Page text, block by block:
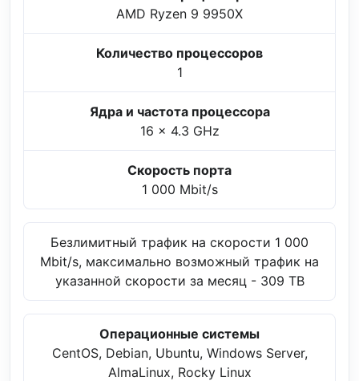
AMD Ryzen 9 9950X
Количество процессоров
1
Ядра и частота процессора
16 x 4.3 GHz
Скорость порта
1 000 Mbit/s
Безлимитный трафик на скорости 1 000
Mbit/s, максимально возможный трафик на
указанной скорости за месяц - 309 TB
Операционные системы
CentOS, Debian, Ubuntu, Windows Server,
AlmaLinux, Rocky Linux